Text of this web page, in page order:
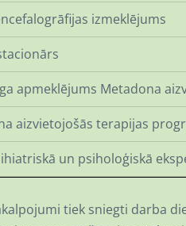
izmeklējums
apmeklējums Metadona
aizvietojošās terapijas
un psiholoģiskā
tiek sniegti darba